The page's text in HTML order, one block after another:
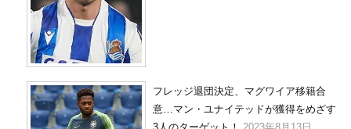
フレッジ退団決定、マグワイア移籍合
意…マン・ユナイテッドが獲得をめざす